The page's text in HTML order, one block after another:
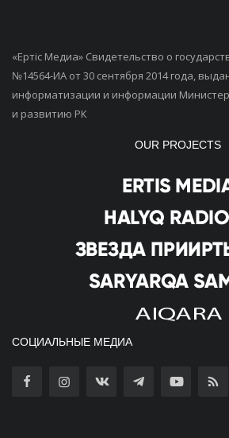
«Ертiс Медиа» Свидетельство о
№14564-ИА от 30 сентября 2014 года,
информатизации и информации
и развитию РК
OUR PROJECTS
СОЦИАЛЬНЫЕ МЕДИА